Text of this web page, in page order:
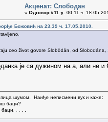
Акценат: Слободан
« Одговор #11 у: 00.11 ч.
Божовић на 23.39 ч. 17.05.2010.
ceo život govore Slobòdān, od Slobodána,
је са дужином на а, али не и
шумом. Наиђе неписмени вук и каже:
баци?
. . . .